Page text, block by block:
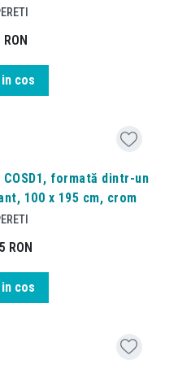
RON
cos
formată dintr-un
100 x 195 cm, crom
RON
cos